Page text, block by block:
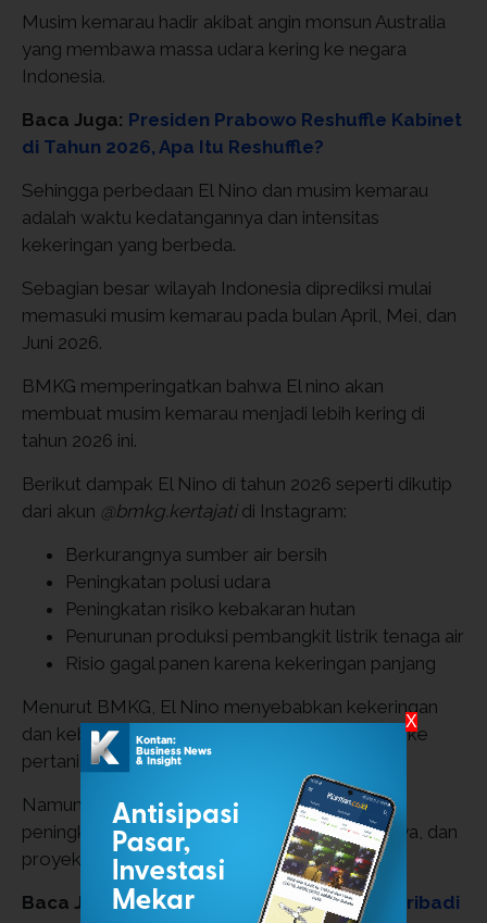
Musim kemarau hadir akibat angin monsun Australia
yang membawa massa udara kering ke negara
Indonesia.
Baca Juga: Presiden Prabowo Reshuffle Kabinet
di Tahun 2026, Apa Itu Reshuffle?
Sehingga perbedaan El Nino dan musim kemarau
adalah waktu kedatangannya dan intensitas
kekeringan yang berbeda.
Sebagian besar wilayah Indonesia diprediksi mulai
memasuki musim kemarau pada bulan April, Mei, dan
Juni 2026.
BMKG memperingatkan bahwa El nino akan
membuat musim kemarau menjadi lebih kering di
tahun 2026 ini.
Berikut dampak El Nino di tahun 2026 seperti dikutip
dari akun @bmkg.kertajati di Instagram:
Berkurangnya sumber air bersih
Peningkatan polusi udara
Peningkatan risiko kebakaran hutan
Penurunan produksi pembangkit listrik tenaga air
Risio gagal panen karena kekeringan panjang
Menurut BMKG, El Nino menyebabkan kekeringan
dan kebakaran lahan/hutan yang berpengaruh ke
pertanian, perekonomian dan sosial.
Namun El Nino memberikan efek positif untuk
peningkatan produksi garam, listrik tenaga surya, dan
proyek infrastruktur tidak terganggu cuaca.
Baca Juga:Cara Lapor SPT Pajak Orang Pribadi
X